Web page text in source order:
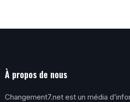
À propos de nous
Changement7.net est un média